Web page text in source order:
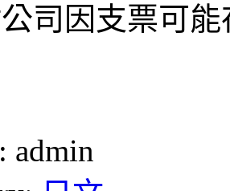
司因支票可
admin